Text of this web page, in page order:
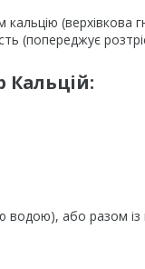
кальцію (верхівкова
(попереджує
Кальцій:
водою), або разом